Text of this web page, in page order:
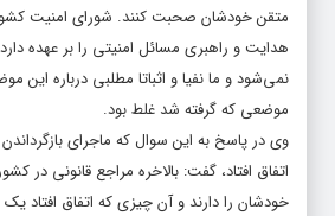
هدایت و راهبری مسائل امنیتی را بر عهده
نمی‌شود و ما نفیا و اثباتا مطلبی درباره این
موضعی که گرفته شد غلط بود.
وی در پاسخ به این سوال که ماجرای
اتفاق افتاد، گفت: بالاخره مراجع قانونی در
خودشان را دارند و آن چیزی که اتفاق افتاد یک
خلاف قانونی صورت نگرفته است.